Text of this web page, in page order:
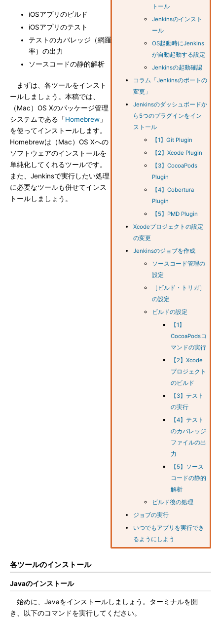
トール
Jenkinsのインスト
ール
OS起動時にJenkins
が自動起動する設定
Jenkinsの起動確認
コラム「Jenkinsのポートの
変更」
Jenkinsのダッシュボードか
ら5つのプラグインをイン
ストール
【1】Git Plugin
【2】Xcode Plugin
【3】CocoaPods
Plugin
【4】Cobertura
Plugin
【5】PMD Plugin
Xcodeプロジェクトの設定
の変更
Jenkinsのジョブを作成
ソースコード管理の
設定
［ビルド・トリガ］
の設定
ビルドの設定
【1】
CocoaPodsコ
マンドの実行
【2】Xcode
プロジェクト
のビルド
【3】テスト
の実行
【4】テスト
のカバレッジ
ファイルの出
力
【5】ソース
コードの静的
解析
ビルド後の処理
ジョブの実行
いつでもアプリを実行でき
るようにしよう
iOSアプリのビルド
iOSアプリのテスト
テストのカバレッジ（網羅
率）の出力
ソースコードの静的解析
まずは、各ツールをインスト
ールしましょう。本稿では、
（Mac）OS Xのパッケージ管理
システムである「Homebrew 」
を使ってインストールします。
Homebrewは（Mac）OS Xへの
ソフトウェアのインストールを
単純化してくれるツールです。
また、Jenkinsで実行したい処理
に必要なツールも併せてインス
トールしましょう。
各ツールのインストール
Javaのインストール
始めに、Javaをインストールしましょう。ターミナルを開
き、以下のコマンドを実行してください。